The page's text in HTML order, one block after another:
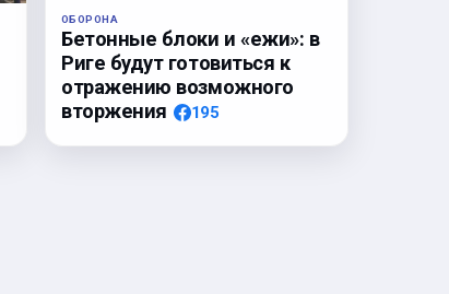
ОБОРОНА
Бетонные блоки и «ежи»: в
Риге будут готовиться к
отражению возможного
вторжения
195